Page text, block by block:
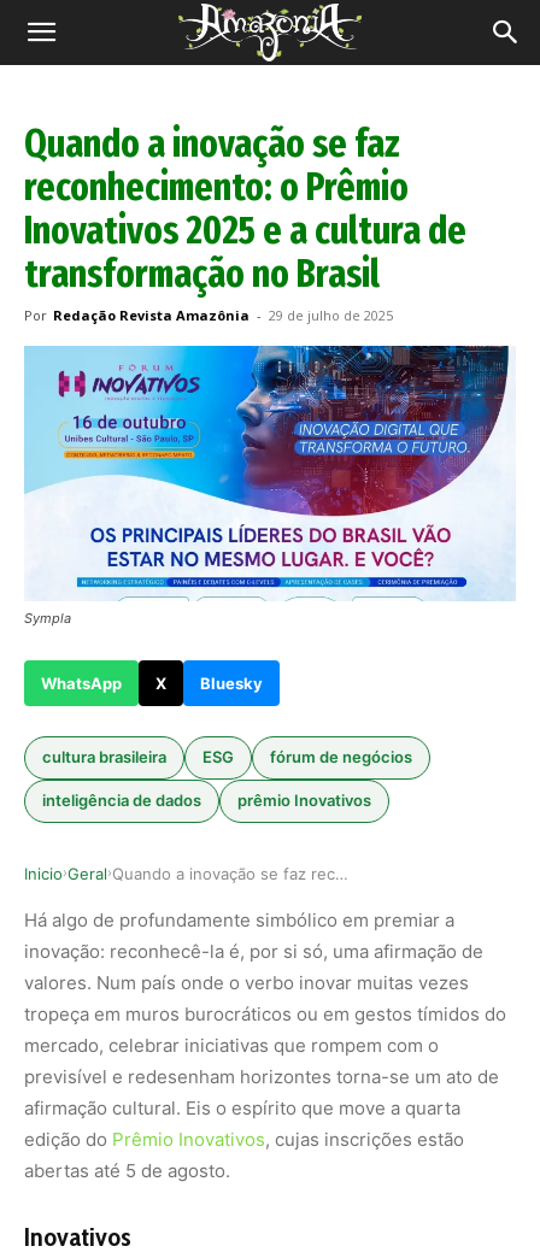
Revista
Quando a inovação se faz
reconhecimento: o Prêmio
Inovativos 2025 e a cultura de
transformação no Brasil
Por Redação Revista Amazônia - 29 de julho de 2025
Sympla
WhatsApp X Bluesky
cultura brasileira ESG fórum de negócios
inteligência de dados prêmio Inovativos
Inicio›Geral› Quando a inovação se faz reconhecimento: o Prêm…
Há algo de profundamente simbólico em premiar a
inovação: reconhecê-la é, por si só, uma afirmação de
valores. Num país onde o verbo inovar muitas vezes
tropeça em muros burocráticos ou em gestos tímidos do
mercado, celebrar iniciativas que rompem com o
previsível e redesenham horizontes torna-se um ato de
afirmação cultural. Eis o espírito que move a quarta
edição do Prêmio Inovativos, cujas inscrições estão
abertas até 5 de agosto.
Inovativos